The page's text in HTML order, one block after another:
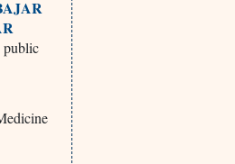
public